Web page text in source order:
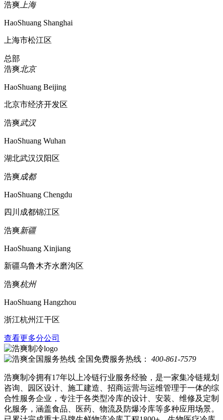
浩爽上海
HaoShuang Shanghai
上海市松江区
总部
浩爽北京
HaoShuang Beijing
北京市经济开发区
浩爽武汉
HaoShuang Wuhan
湖北武汉汉阳区
浩爽成都
HaoShuang Chengdu
四川成都锦江区
浩爽新疆
HaoShuang Xinjiang
新疆乌鲁木齐水磨沟区
浩爽杭州
HaoShuang Hangzhou
浙江杭州江干区
查看更多分公司
全国免费服务热线： 400-861-7579
浩爽制冷拥有17年以上冷链行业服务经验，是一家集冷链规划
咨询、园区设计、施工建造、招商运营与运维管理于一体的综
合性服务企业，专注于各类型冷库的设计、安装、维修及定制
化服务，涵盖食品、医药、物流及防爆冷库等多种应用场景。